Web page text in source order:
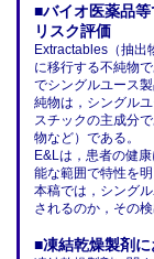
■バイオ医薬品
リスク評価
Extractables（抽出
に移行する不純物
でシングルユース
純物は，シングル
スチックの主成分
物など）である。
E&Lは，患者の健
能な範囲で特性を
本稿では，シング
されるのか，その
■凍結乾燥製剤